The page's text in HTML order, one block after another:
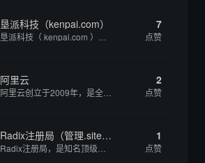
垦派科技（kenpai.com） 7
点赞
阿里云 2
点赞
Radix注册局（管理.site、.online等顶级域名） 1
点赞